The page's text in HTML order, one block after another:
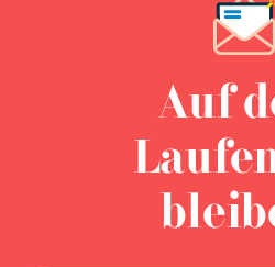
Auf